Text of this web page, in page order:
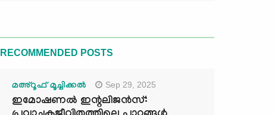
RECOMMENDED POSTS
മഅ്റൂഫ് മൂച്ചിക്കല്‍ Sep 29, 2025
ഇമോഷണൽ ഇന്റലിജൻസ്: